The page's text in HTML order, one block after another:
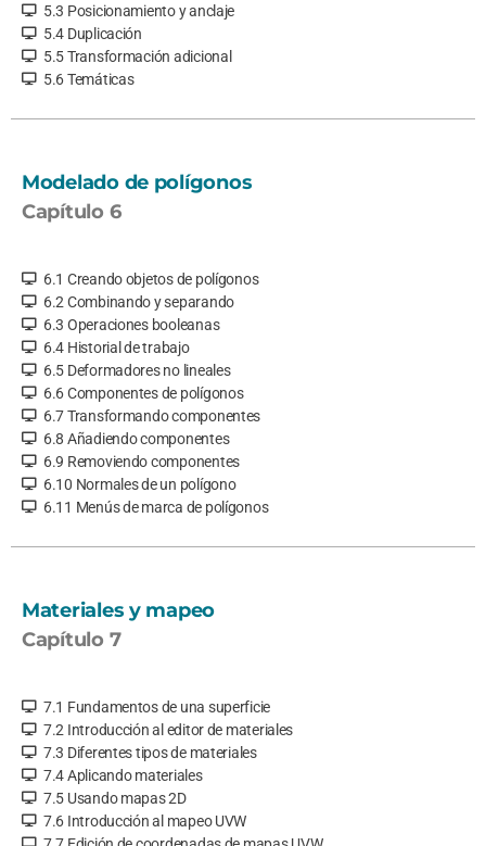
5.3 Posicionamiento y anclaje
5.4 Duplicación
5.5 Transformación adicional
5.6 Temáticas
Modelado de polígonos
Capítulo 6
6.1 Creando objetos de polígonos
6.2 Combinando y separando
6.3 Operaciones booleanas
6.4 Historial de trabajo
6.5 Deformadores no lineales
6.6 Componentes de polígonos
6.7 Transformando componentes
6.8 Añadiendo componentes
6.9 Removiendo componentes
6.10 Normales de un polígono
6.11 Menús de marca de polígonos
Materiales y mapeo
Capítulo 7
7.1 Fundamentos de una superficie
7.2 Introducción al editor de materiales
7.3 Diferentes tipos de materiales
7.4 Aplicando materiales
7.5 Usando mapas 2D
7.6 Introducción al mapeo UVW